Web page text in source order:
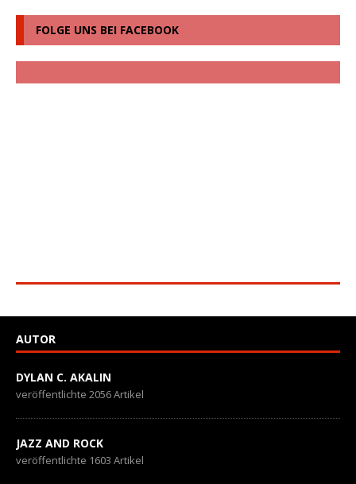
FOLGE UNS BEI FACEBOOK
AUTOR
DYLAN C. AKALIN
veröffentlichte 2056 Artikel
JAZZ AND ROCK
veröffentlichte 1603 Artikel